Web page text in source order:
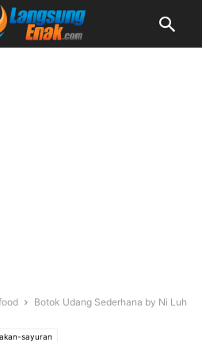
Botok Udang Sederhana by Ni Luh
sayuran